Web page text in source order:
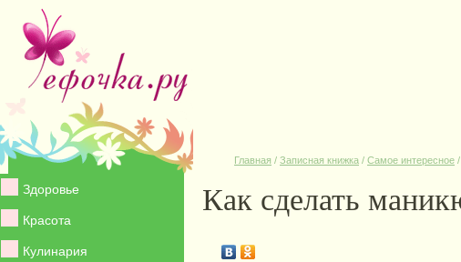
Здоровье
Красота
Кулинария
Главная / Записная книжка / Самое интересное /
Как сделать